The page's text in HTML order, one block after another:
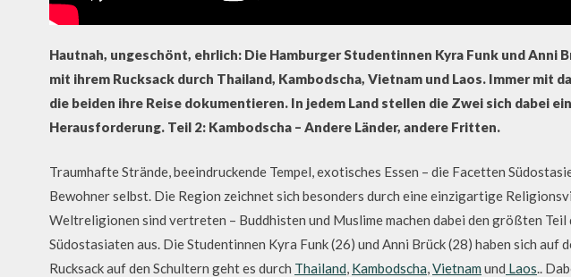
Hautnah, ungeschönt, ehrlich: Die Hamburger Studentinnen Kyra Funk und Anni
mit ihrem Rucksack durch Thailand, Kambodscha, Vietnam und Laos. Immer mit
die beiden ihre Reise dokumentieren. In jedem Land stellen die Zwei sich dabei
Herausforderung. Teil 2: Kambodscha – Andere Länder, andere Fritten.
Traumhafte Strände, beeindruckende Tempel, exotisches Essen – die Facetten
Bewohner selbst. Die Region zeichnet sich besonders durch eine einzigartige
Weltreligionen sind vertreten – Buddhisten und Muslime machen dabei den größten
Südostasiaten aus. Die Studentinnen Kyra Funk (26) und Anni Brück (28) haben sich auf
Rucksack auf den Schultern geht es durch Thailand, Kambodscha,Vietnam und Laos..